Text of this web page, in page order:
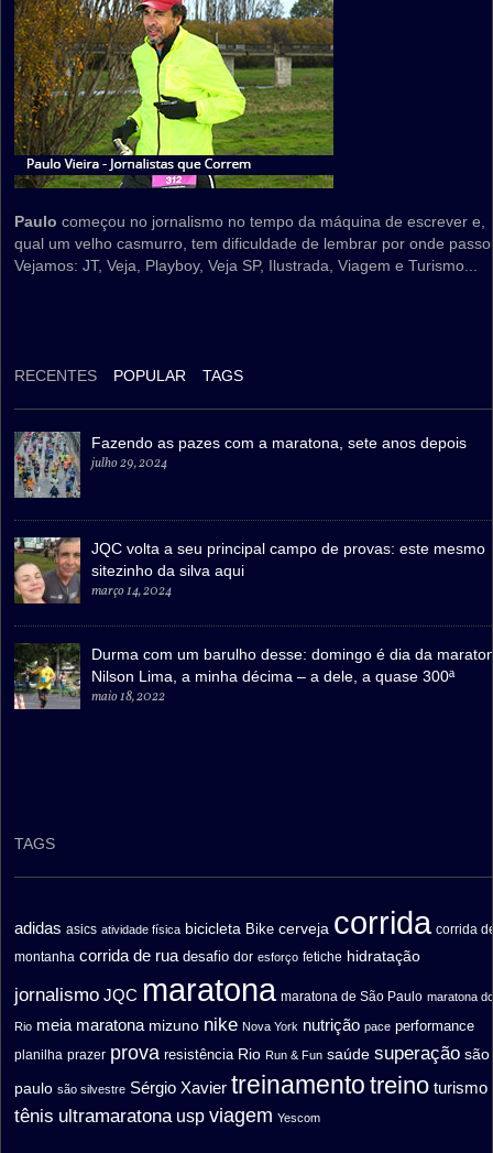
Paulo começou no jornalismo no tempo da máquina de escrever e,
qual um velho casmurro, tem dificuldade de lembrar por onde
Vejamos: JT, Veja, Playboy, Veja SP, Ilustrada, Viagem e Turismo...
RECENTES POPULAR TAGS
Fazendo as pazes com a maratona, sete anos depois
julho 29, 2024
JQC volta a seu principal campo de provas: este mesmo
sitezinho da silva aqui
março 14, 2024
Durma com um barulho desse: domingo é dia da
Nilson Lima, a minha décima – a dele, a quase 300ª
maio 18, 2022
TAGS
adidas asics atividade física bicicleta Bike cerveja corrida corrida
montanha corrida de rua desafio dor esforço fetiche hidratação
jornalismo JQC maratona maratona de São Paulo maratona
Rio meia maratona mizuno nike Nova York nutrição pace performance
planilha prazer prova resistência Rio Run & Fun saúde superação são
paulo são silvestre Sérgio Xavier treinamento treino turismo
tênis ultramaratona usp viagem Yescom